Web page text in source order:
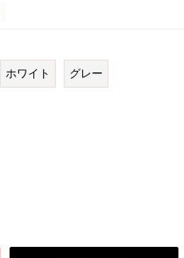
ホワイト グレー